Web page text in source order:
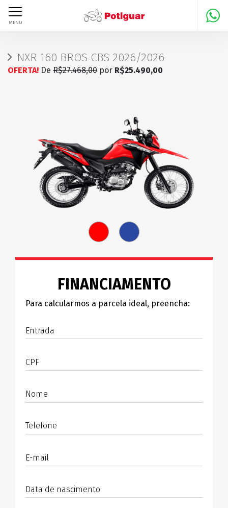
MENU
NXR 160 BROS CBS 2026/2026
OFERTA! De R$27.468,00 por R$25.490,00
FINANCIAMENTO
Para calcularmos a parcela ideal, preencha:
Entrada
CPF
Nome
Telefone
E-mail
Data de nascimento